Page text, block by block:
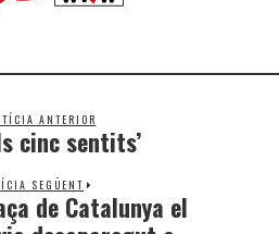
ANTERIOR
cinc sentits’
SEGÜENT
de Catalunya el